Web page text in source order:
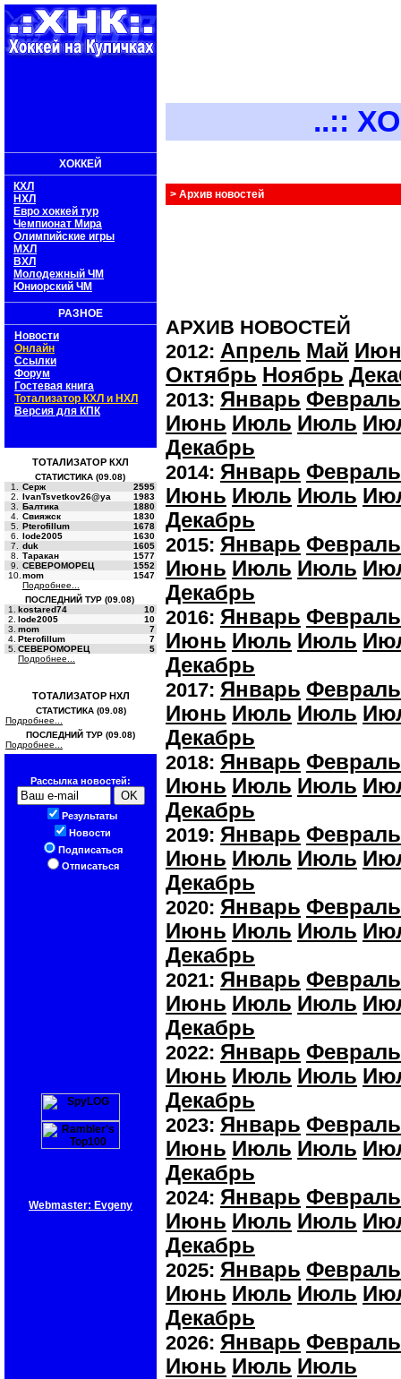
ХОККЕЙ
КХЛ
НХЛ
Евро хоккей тур
Чемпионат Мира
Олимпийские игры
МХЛ
ВХЛ
Молодежный ЧМ
Юниорский ЧМ
РАЗНОЕ
Новости
Онлайн
Ссылки
Форум
Гостевая книга
Тотализатор КХЛ и НХЛ
Версия для КПК
ТОТАЛИЗАТОР КХЛ
СТАТИСТИКА (09.08)
1.
Серж
2595
2.
IvanTsvetkov26@ya
1983
3.
Балтика
1880
4.
Свияжск
1830
5.
Pterofillum
1678
6.
lode2005
1630
7.
duk
1605
8.
Таракан
1577
9.
СЕВЕРОМОРЕЦ
1552
10. mom
1547
Подробнее...
ПОСЛЕДНИЙ ТУР (09.08)
1.
kostared74
10
2. lode2005
10
3. mom
7
4. Pterofillum
7
5. СЕВЕРОМОРЕЦ
5
Подробнее...
ТОТАЛИЗАТОР НХЛ
СТАТИСТИКА (09.08)
Подробнее...
ПОСЛЕДНИЙ ТУР (09.08)
Подробнее...
Рассылка новостей:
Результаты
Новости
Подписаться
Отписаться
Webmaster: Evgeny
..::
> Архив новостей
АРХИВ НОВОСТЕЙ
2012: Апрель Май
Октябрь Ноябрь
2013: Январь Февраль
Июнь Июль Июль
Декабрь
2014: Январь Февраль
Июнь Июль Июль
Декабрь
2015: Январь Февраль
Июнь Июль Июль
Декабрь
2016: Январь Февраль
Июнь Июль Июль
Декабрь
2017: Январь Февраль
Июнь Июль Июль
Декабрь
2018: Январь Февраль
Июнь Июль Июль
Декабрь
2019: Январь Февраль
Июнь Июль Июль
Декабрь
2020: Январь Февраль
Июнь Июль Июль
Декабрь
2021: Январь Февраль
Июнь Июль Июль
Декабрь
2022: Январь Февраль
Июнь Июль Июль
Декабрь
2023: Январь Февраль
Июнь Июль Июль
Декабрь
2024: Январь Февраль
Июнь Июль Июль
Декабрь
2025: Январь Февраль
Июнь Июль Июль
Декабрь
2026: Январь Февраль
Июнь Июль Июль